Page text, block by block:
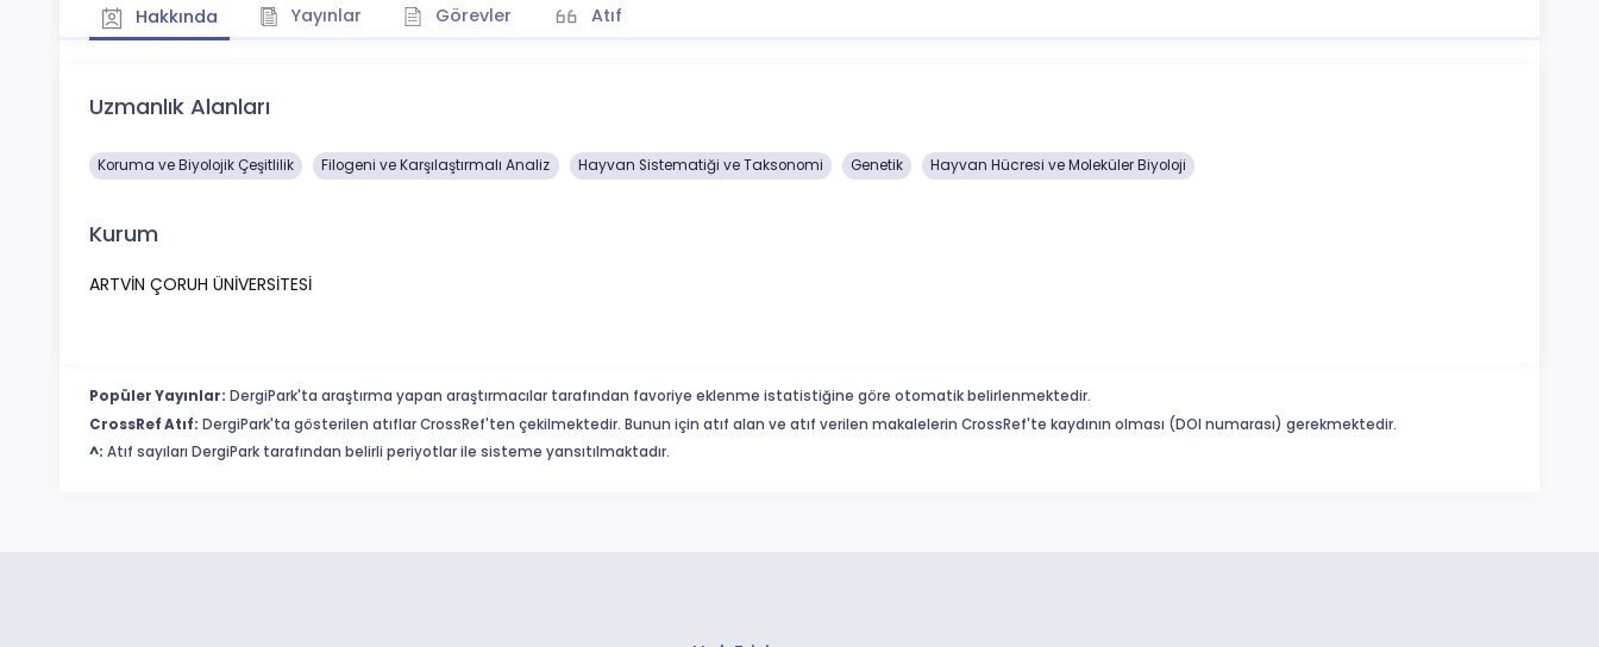
Hakkında Yayınlar Görevler Atıf
Uzmanlık Alanları
Koruma ve Biyolojik Çeşitlilik Filogeni ve Karşılaştırmalı Analiz Hayvan Sistematiği ve Taksonomi Genetik Hayvan Hücresi ve Moleküler Biyoloji
Kurum
ARTVİN ÇORUH ÜNİVERSİTESİ
Popüler Yayınlar: DergiPark'ta araştırma yapan araştırmacılar tarafından favoriye eklenme istatistiğine göre otomatik belirlenmektedir.
CrossRef Atıf: DergiPark'ta gösterilen atıflar CrossRef'ten çekilmektedir. Bunun için atıf alan ve atıf verilen makalelerin CrossRef'te kaydının olması (DOI numarası) gerekmektedir.
^: Atıf sayıları DergiPark tarafından belirli periyotlar ile sisteme yansıtılmaktadır.